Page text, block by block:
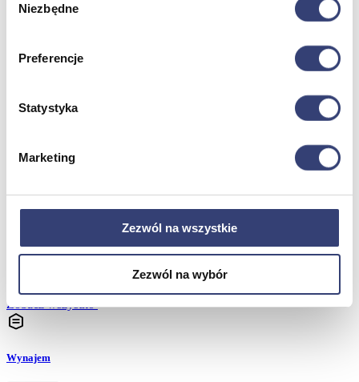
zgody
Niezbędne
Preferencje
Statystyka
Marketing
Zezwól na wszystkie
Zezwól na wybór
Fotele
Urządzenia
Zdrowie i uroda
Zobacz wszystko
Wynajem